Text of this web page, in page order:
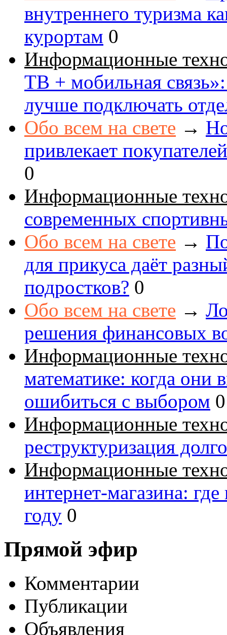
внутреннего туризма
курортам 0
Информационные
ТВ + мобильная
лучше подключать
Обо всем на свете →
привлекает
0
Информационные
современных
Обо всем на свете →
для прикуса даёт
подростков? 0
Обо всем на свете →
решения финансовых
Информационные
математике: когда они
ошибиться с выбором 0
Информационные
реструктуризация
Информационные
интернет-магазина:
году 0
Прямой эфир
Комментарии
Публикации
Объявления